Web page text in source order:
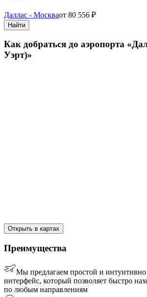
Даллас - Москваот 80 556 ₽
Найти
Как добраться до аэропорта
Уэрт)»
Открыть в картах
Преимущества
Мы предлагаем простой и
интерфейс, который позволяет быстро
по любым направлениям